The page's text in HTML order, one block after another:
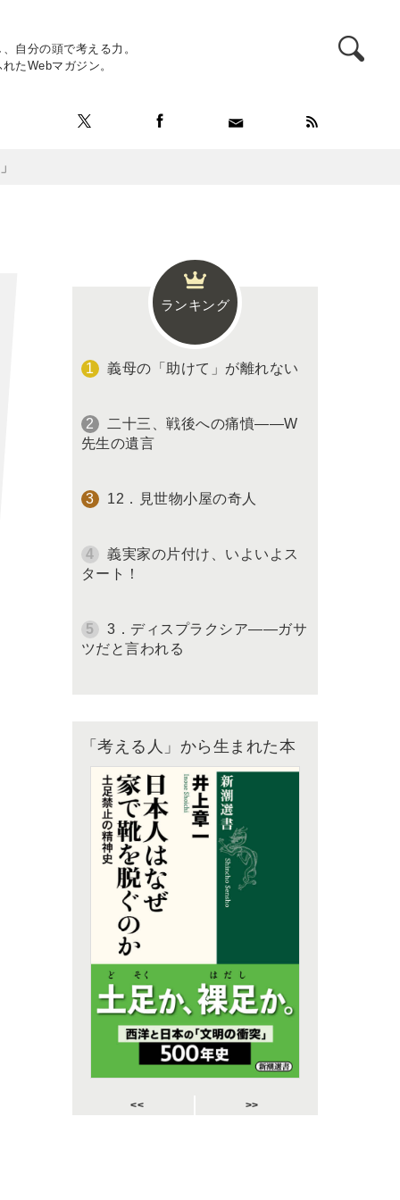
自分の頭で考える力。
たWebマガジン。
ランキング
義母の「助けて」が離れない
二十三、戦後への痛憤――W
先生の遺言
12．見世物小屋の奇人
義実家の片付け、いよいよス
タート！
3．ディスプラクシア――ガサ
ツだと言われる
「考える人」から生まれた本
<< >>